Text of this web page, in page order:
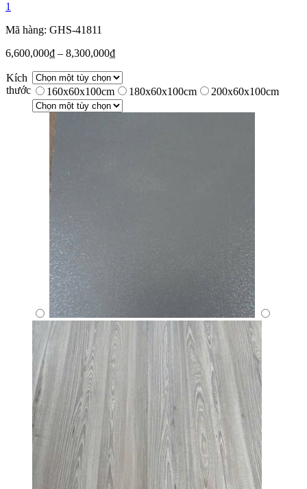
1
Mã hàng: GHS-41811
6,600,000₫ – 8,300,000₫
Kích
thước
160x60x100cm 180x60x100cm 200x60x100cm